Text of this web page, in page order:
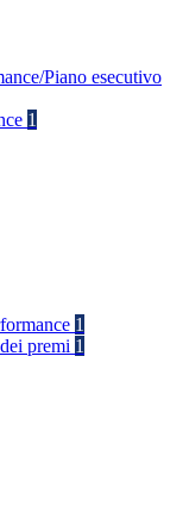
Piano esecutivo
1
1
premi 1